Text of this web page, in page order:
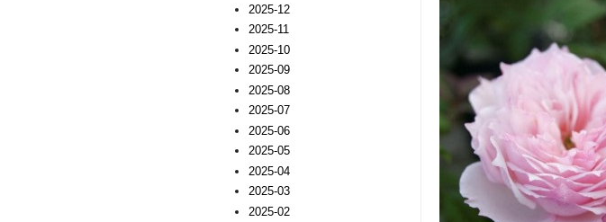
2025-12
2025-11
2025-10
2025-09
2025-08
2025-07
2025-06
2025-05
2025-04
2025-03
2025-02